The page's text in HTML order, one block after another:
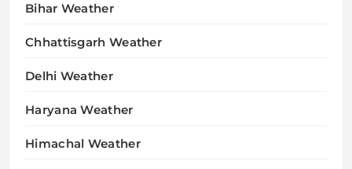
Bihar Weather
Chhattisgarh Weather
Delhi Weather
Haryana Weather
Himachal Weather